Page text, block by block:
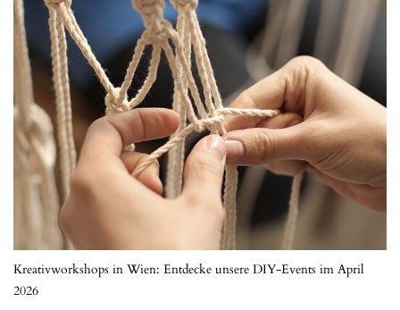
Kreativworkshops in Wien: Entdecke unsere DIY-Events im April
2026